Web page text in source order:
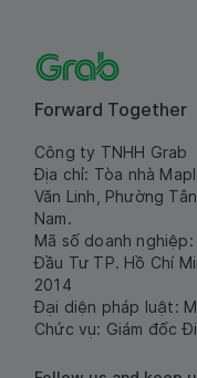
Forward Together
Công ty TNHH Grab
Địa chỉ: Tòa nhà
Văn Linh, Phường
Nam.
Mã số doanh
Đầu Tư TP. Hồ Chí
2014
Đại diện pháp luật:
Chức vụ: Giám đốc